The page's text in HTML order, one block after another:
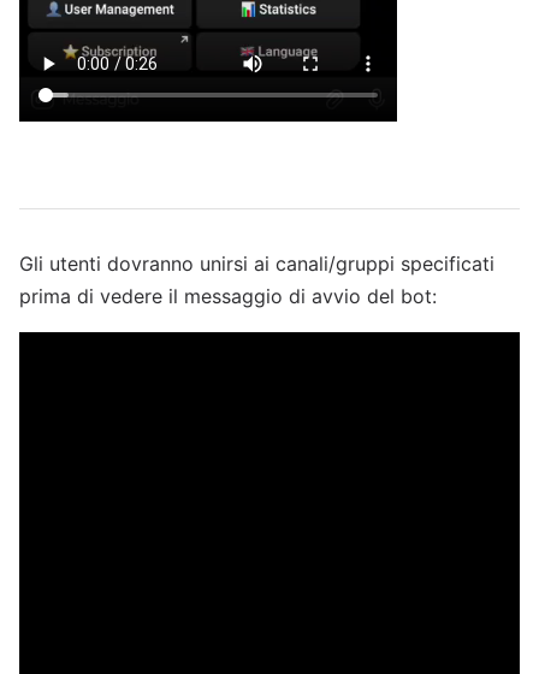
Gli utenti dovranno unirsi ai canali/gruppi specificati
prima di vedere il messaggio di avvio del bot: